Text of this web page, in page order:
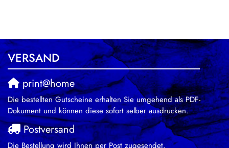
VERSAND
print@home
Die bestellten Gutscheine erhalten Sie umgehend als PDF-
Dokument und können diese sofort selber ausdrucken.
Postversand
Die Bestellung wird Ihnen per Post zugesendet.